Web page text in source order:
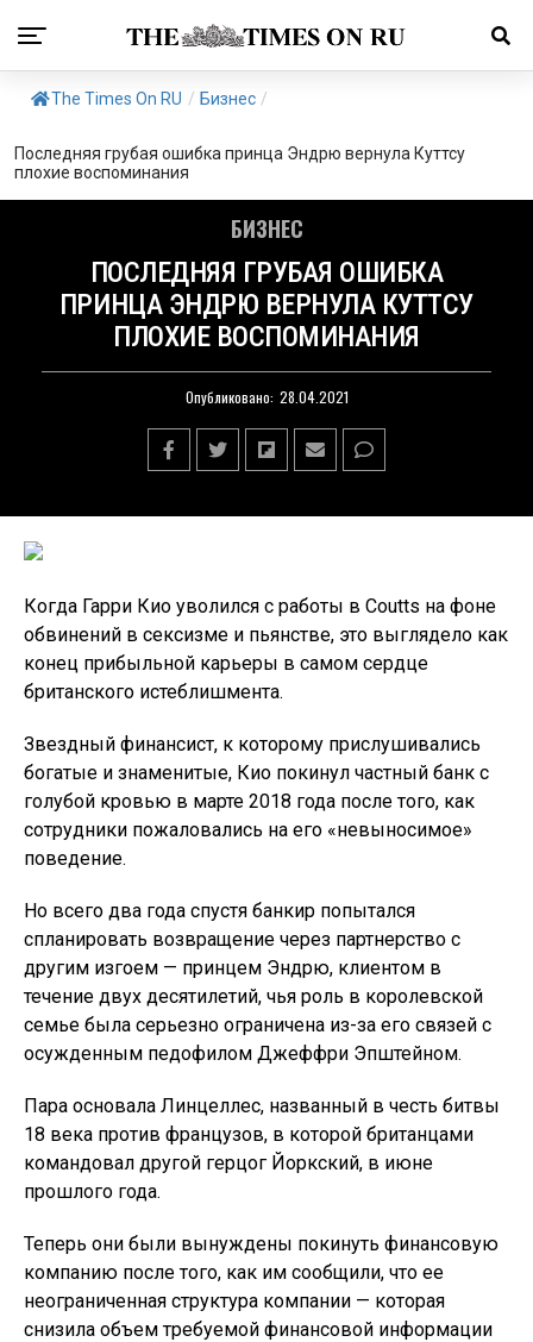
The Times On RU / Бизнес /
Последняя грубая ошибка принца Эндрю вернула Куттсу
плохие воспоминания
БИЗНЕС
ПОСЛЕДНЯЯ ГРУБАЯ ОШИБКА
ПРИНЦА ЭНДРЮ ВЕРНУЛА КУТТСУ
ПЛОХИЕ ВОСПОМИНАНИЯ
Опубликовано: 28.04.2021
Когда Гарри Кио уволился с работы в Coutts на фоне
обвинений в сексизме и пьянстве, это выглядело как
конец прибыльной карьеры в самом сердце
британского истеблишмента.
Звездный финансист, к которому прислушивались
богатые и знаменитые, Кио покинул частный банк с
голубой кровью в марте 2018 года после того, как
сотрудники пожаловались на его «невыносимое»
поведение.
Но всего два года спустя банкир попытался
спланировать возвращение через партнерство с
другим изгоем — принцем Эндрю, клиентом в
течение двух десятилетий, чья роль в королевской
семье была серьезно ограничена из-за его связей с
осужденным педофилом Джеффри Эпштейном.
Пара основала Линцеллес, названный в честь битвы
18 века против французов, в которой британцами
командовал другой герцог Йоркский, в июне
прошлого года.
Теперь они были вынуждены покинуть финансовую
компанию после того, как им сообщили, что ее
неограниченная структура компании — которая
снизила объем требуемой финансовой информации